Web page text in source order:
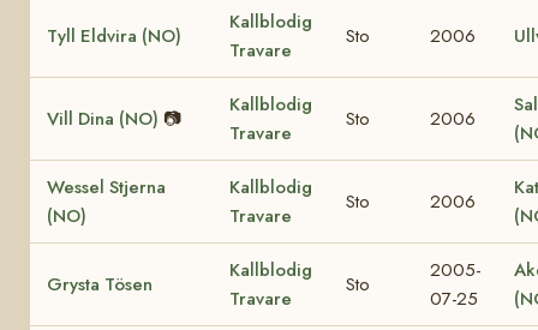
Tyll Eldvira (NO)
Kallblodig
Travare
Sto 2006
Vill Dina (NO) 📷
Kallblodig
Travare
Sto 2006
Wessel Stjerna
(NO)
Kallblodig
Travare
Sto 2006
Grysta Tösen
Kallblodig
Travare
Sto
2005-
07-25